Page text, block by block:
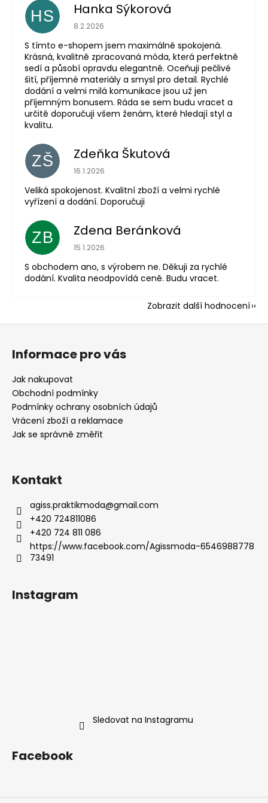
HS Hanka Sýkorová
Hodnocení obchodu je 5 z 5 hvězdiček.
8.2.2026
S tímto e-shopem jsem maximálně spokojená.
Krásná, kvalitně zpracovaná móda, která perfektně
sedí a působí opravdu elegantně. Oceňuji pečlivé
šití, příjemné materiály a smysl pro detail. Rychlé
dodání a velmi milá komunikace jsou už jen
příjemným bonusem. Ráda se sem budu vracet a
určitě doporučuji všem ženám, které hledají styl a
kvalitu.
ZŠ Zdeňka Škutová
Hodnocení obchodu je 5 z 5 hvězdiček.
16.1.2026
Veliká spokojenost. Kvalitní zboží a velmi rychlé
vyřízení a dodání. Doporučuji
ZB Zdena Beránková
Hodnocení obchodu je 1 z 5 hvězdiček.
15.1.2026
S obchodem ano, s výrobem ne. Děkuji za rychlé
dodání. Kvalita neodpovídá ceně. Budu vracet.
Zobrazit další hodnocení
Z
Informace pro vás
Jak nakupovat
Obchodní podmínky
Podmínky ochrany osobních údajů
Vrácení zboží a reklamace
Jak se správně změřit
Kontakt
agiss.praktikmoda@gmail.com
+420 724811086
+420 724 811 086
https://www.facebook.com/Agissmoda-6546988778
73491
Instagram
Sledovat na Instagramu
Facebook